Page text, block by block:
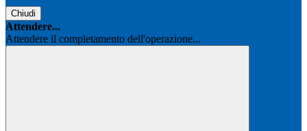
Chiudi
Attendere...
Attendere il completamento dell'operazione...